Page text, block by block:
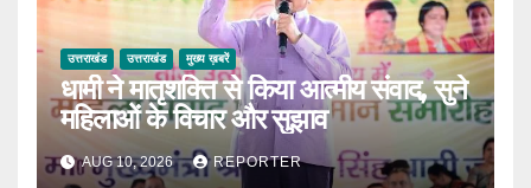
उत्तराखंड उत्तराखंड मुख्य ख़बरें
धामी ने मातृशक्ति से किया आत्मीय संवाद, सुने
महिलाओं के विचार और सुझाव
AUG 10, 2026 REPORTER